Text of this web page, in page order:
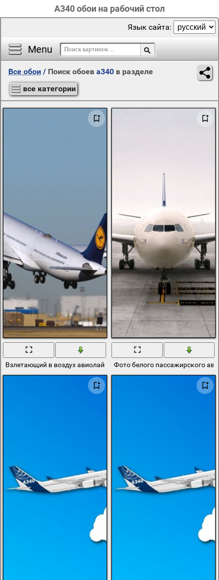
A340 обои на рабочий стол
Menu
Язык сайта:
Все обои / Поиск обоев a340 в разделе
все категории
Взлетающий в воздух авиолайнерФото белого пассажирского